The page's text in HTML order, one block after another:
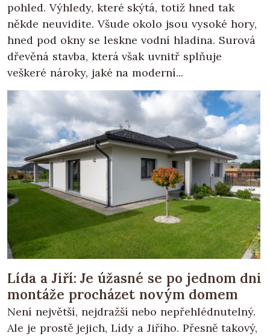
pohled. Výhledy, které skýtá, totiž hned tak
někde neuvidíte. Všude okolo jsou vysoké hory,
hned pod okny se leskne vodní hladina. Surová
dřevěná stavba, která však uvnitř splňuje
veškeré nároky, jaké na moderní...
Lída a Jiří: Je úžasné se po jednom dni
montáže procházet novým domem
Není největší, nejdražší nebo nepřehlédnutelný.
Ale je prostě jejich, Lídy a Jiřího. Přesně takový,